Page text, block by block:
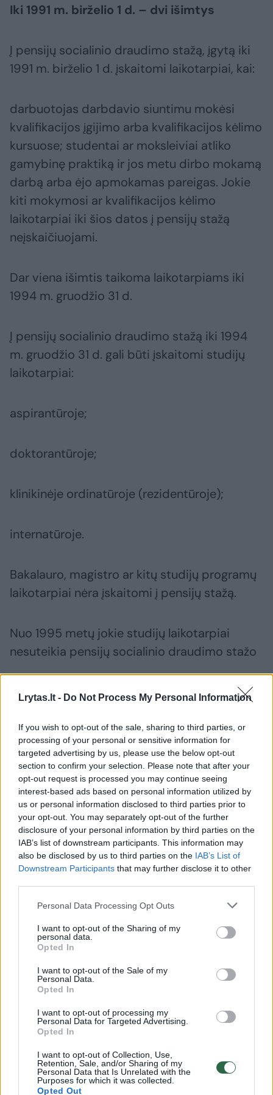
Lrytas.lt - Do Not Process My Personal Information
If you wish to opt-out of the sale, sharing to third parties, or
processing of your personal or sensitive information for
targeted advertising by us, please use the below opt-out
section to confirm your selection. Please note that after your
opt-out request is processed you may continue seeing
interest-based ads based on personal information utilized by
us or personal information disclosed to third parties prior to
your opt-out. You may separately opt-out of the further
disclosure of your personal information by third parties on the
IAB’s list of downstream participants. This information may
also be disclosed by us to third parties on the IAB’s List of
Downstream Participants that may further disclose it to other
Personal Data Processing Opt Outs
I want to opt-out of the Sharing of my
personal data.
Opted In
I want to opt-out of the Sale of my
Personal Data.
Opted In
I want to opt-out of processing my
Personal Data for Targeted Advertising.
Opted In
I want to opt-out of Collection, Use,
Retention, Sale, and/or Sharing of my
Personal Data that Is Unrelated with the
Purposes for which it was collected.
Opted Out
Iki 1991 m. birželio 1 d. – dvi išimtys
Į pensijų socialinio draudimo stažą, įgytą iki
1991 m. birželio 1 d. įskaitomi laikotarpiai, kai:
darbuotojas darbdavio siuntimu mokėsi
kvalifikacijos įgijimo arba kvalifikacijos kėlimo
kursuose; studentai ar moksleiviai atliko
gamybinę praktiką ir jos metu dirbo mokamą
darbą arba ėjo apmokamas pareigas. Jokie
kiti mokymosi ar kvalifikacijos kėlimo
laikotarpiai iki šios datos į pensijų stažą
neįskaičiuojami.
Dar viena išimtis taikoma laikotarpiams iki
1994 m. gruodžio 31 d.
Į pensijų socialinio draudimo stažą iki 1994
m. gruodžio 31 d. gali būti įskaitomi studijų
laikotarpiai:
aspirantūroje;
doktorantūroje;
klinikinėje ordinatūroje (rezidentūroje);
internatūroje.
Bakalauro, magistro ar kitų studijų programų
laikotarpiai nėra įskaitomi į pensijų stažą.
Nuo 1995 metų jokie studijų laikotarpiai
nesuteikia pensijų socialinio draudimo stažo
Nuo 2006 m. sausio 1 d. profesinių mokyklų
profesinės praktikos metu valstybės lėšomis
draudžiami tik nelaimingų atsitikimų darbe ir
profesinių ligų socialiniu draudimu. Šis
draudimas pensijų socialinio draudimo stažo
nesuteikia.
Taip pat svarbu žinoti, kad dieninėse
studijose besimokantys studentai yra
draudžiami valstybės lėšomis privalomuoju
nereikia patiems mokėti PSD įmokų. Tačiau
PSD nėra pensijų socialinis draudimas, todėl
pensijų stažas dėl to nekaupiamas.
Kodėl reikia pateikti dokumentus apie
stažą iki 1994 metų?
„Sodra“ kaupia duomenis apie gyventojų
darbovietes, jose dirbtą laiką ir gautą
atlyginimą nuo 1994 metų. Iki 1994 m.